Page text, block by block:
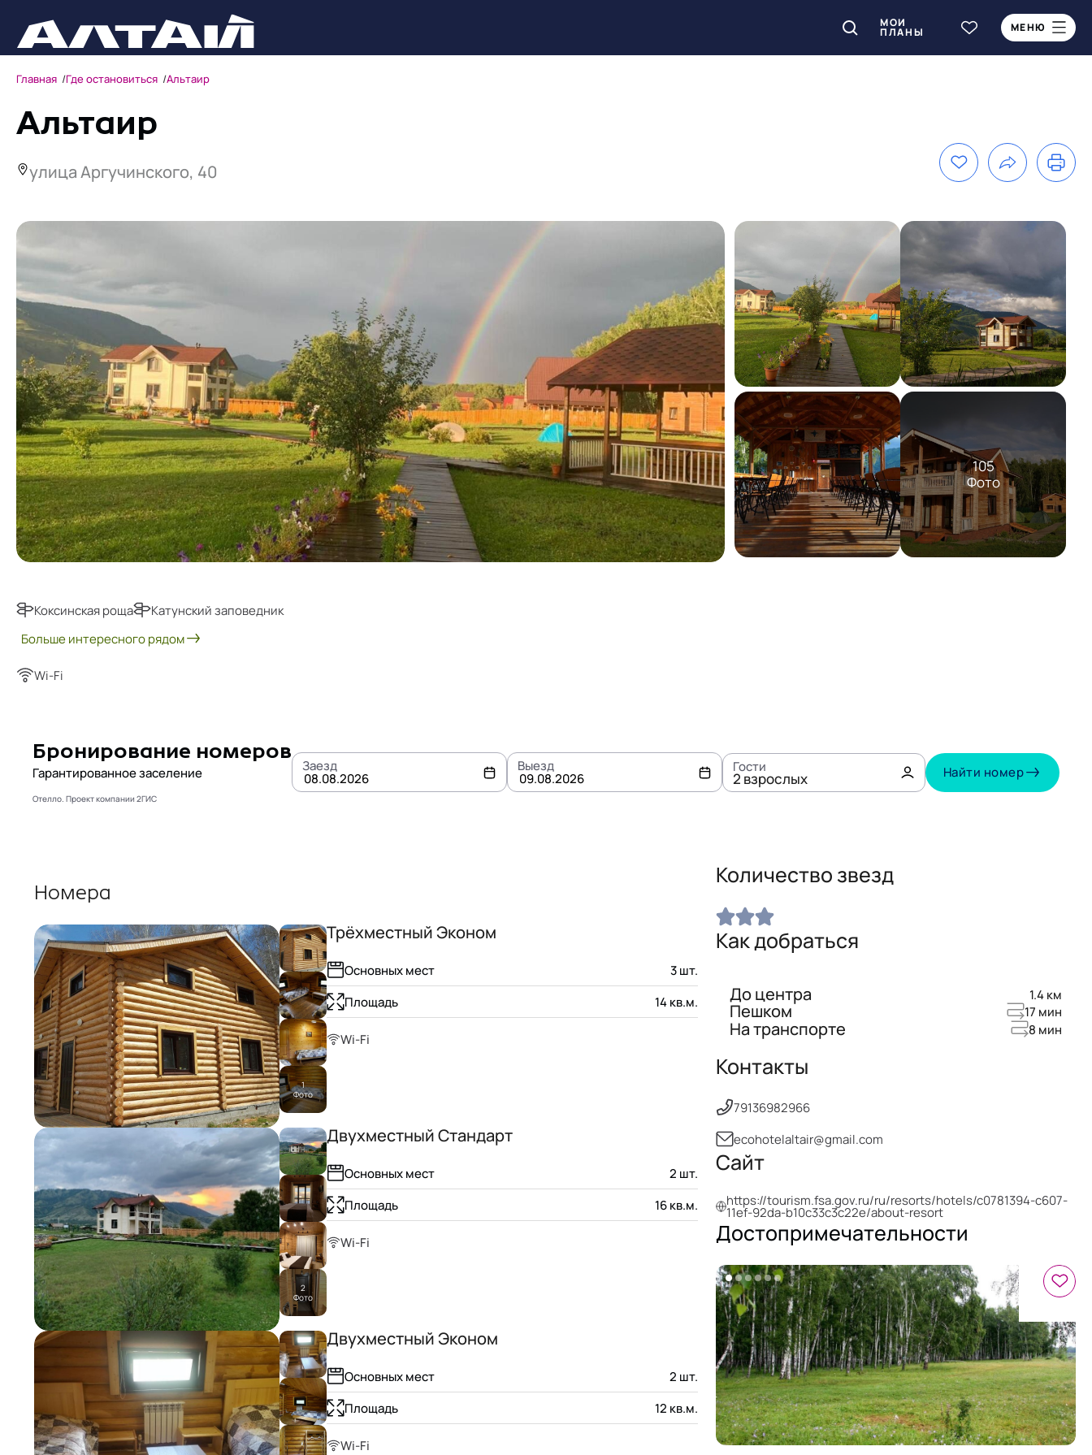
МОИ
ПЛАНЫ МЕНЮ
Главная Где остановиться Альтаир
Альтаир
улица Аргучинского, 40
105
Фото
Коксинская роща
Катунский заповедник
Больше интересного рядом
Wi-Fi
Бронирование номеров
Гарантированное заселение
Отелло. Проект компании 2ГИС
Заезд Выезд
10 11 12 13 14 15 16
17 18 19 20 21 22 23
Гости
2 взрослых Найти номер
Номера
1
Фото
Трёхместный Эконом
Основных мест 3шт.
Площадь
14кв.м.
Wi-Fi
2
Фото
Двухместный Стандарт
Основных мест 2 шт.
Площадь
16кв.м.
Wi-Fi
Двухместный Эконом
Основных мест 2 шт.
Площадь
12 кв.м.
Wi-Fi
Количество звезд
Как добраться
До центра 1.4 км
Пешком 17 мин
На транспорте 8 мин
Контакты
79136982966
ecohotelaltair@gmail.com
Сайт
https://tourism.fsa.gov.ru/ru/resorts/hotels/c0781394-c607-
11ef-92da-b10c33c3c22e/about-resort
Достопримечательности